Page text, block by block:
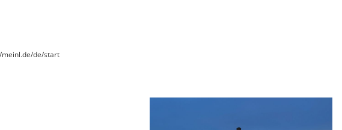
meinl.de/de/start